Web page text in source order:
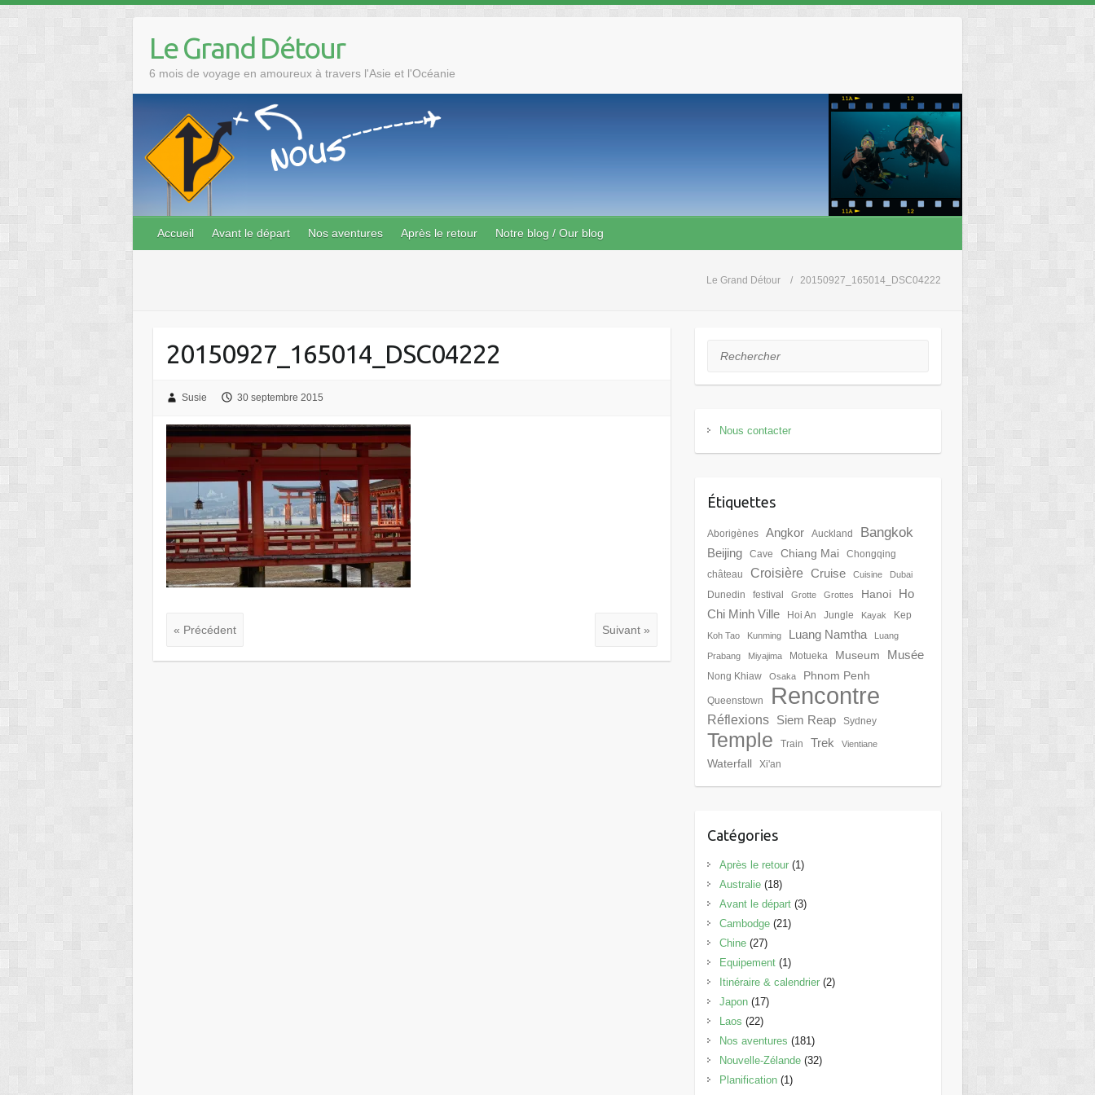
content
Le Grand Détour
6 mois de voyage en amoureux à travers l'Asie et l'Océanie
Accueil Avant le départ Nos aventures Après le retour Notre blog / Our blog
Le Grand Détour 20150927_165014_DSC04222
20150927_165014_DSC04222
Susie 30 septembre 2015
« Précédent Suivant »
Rechercher
Nous contacter
Étiquettes
Aborigènes Angkor Auckland Bangkok
Beijing Cave Chiang Mai
Chongqing
château
Croisière Cruise Cuisine Dubai
Dunedin festival Grotte Grottes Hanoi
Ho
Chi Minh Ville
Hoi An Jungle Kayak Kep
Koh Tao Kunming Luang Namtha Luang
Prabang Miyajima Motueka Museum Musée
Nong Khiaw Osaka Phnom Penh
Queenstown Rencontre
Réflexions Siem Reap Sydney
Temple Train Trek Vientiane
Waterfall Xi'an
Catégories
Après le retour(1)
Australie(18)
Avant le départ(3)
Cambodge(21)
Chine(27)
Equipement(1)
Itinéraire & calendrier(2)
Japon(17)
Laos (22)
Nos aventures (181)
Nouvelle-Zélande(32)
Planification(1)